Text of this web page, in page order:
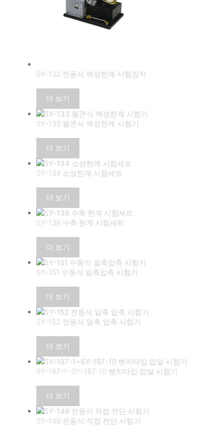
SY-132 전동식 액성한계 시험장치
더 보기
SY-133 펠콘식 액성한계 시험기
더 보기
SY-134 소성한계 시험세트
더 보기
SY-136 수축 한계 시험세트
더 보기
SY-151 수동식 일축압축 시험기
더 보기
SY-152 전동식 일축 압축 시험기
더 보기
SY-187-1~SY-187-10 벤치타입 압밀 시험기
더 보기
SY-149 전동식 직접 전단 시험기